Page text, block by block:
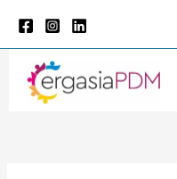
στο
περιεχόμενο